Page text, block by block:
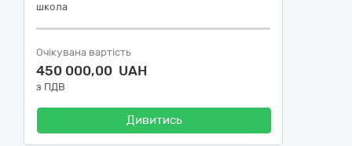
школа
Очікувана вартість
450 000,00 UAH
з ПДВ
Дивитись